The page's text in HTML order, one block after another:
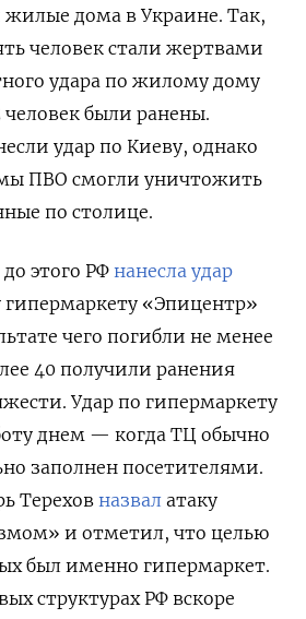
жилые дома в Украине. Так,
человек стали жертвами
удара по жилому дому
человек были ранены.
удар по Киеву, однако
ПВО смогли уничтожить
по столице.
этого РФ нанесла удар
«Эпицентр»
чего погибли не менее
40 получили ранения
Удар по гипермаркету
днем — когда ТЦ обычно
заполнен посетителями.
Терехов назвал атаку
и отметил, что целью
был именно гипермаркет.
структурах РФ вскоре